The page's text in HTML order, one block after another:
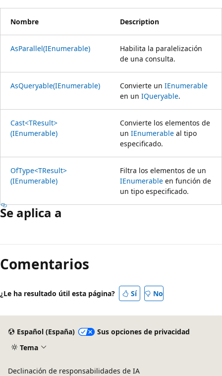
Nombre Description
AsParallel(IEnumerable)
Habilita la paralelización
de una consulta.
AsQueryable(IEnumerable) Convierte un IEnumerable
en un IQueryable.
Cast<TResult>
(IEnumerable)
Convierte los elementos de
un IEnumerable al tipo
especificado.
OfType<TResult>
(IEnumerable)
Filtra los elementos de un
IEnumerable en función de
un tipo especificado.
Se aplica a
Comentarios
¿Le ha resultado útil esta página? Sí No
Español (España)
Sus opciones de privacidad
Tema
Declinación de responsabilidades de IA